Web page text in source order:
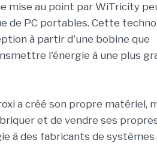
mise au point par WiTricity
de PC portables. Cette
à partir d'une bobine que
l'énergie à une plus
a créé son propre matériel,
et de vendre ses
à des fabricants de systèmes